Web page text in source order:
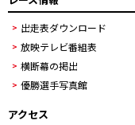
出走表ダウンロード
放映テレビ番組表
横断幕の掲出
優勝選手写真館
アクセス